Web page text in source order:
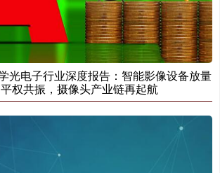
光电子行业深度报告：智能影像设备放量
权共振，摄像头产业链再起航